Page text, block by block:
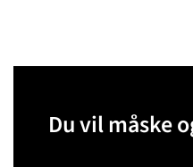
Du vil måske